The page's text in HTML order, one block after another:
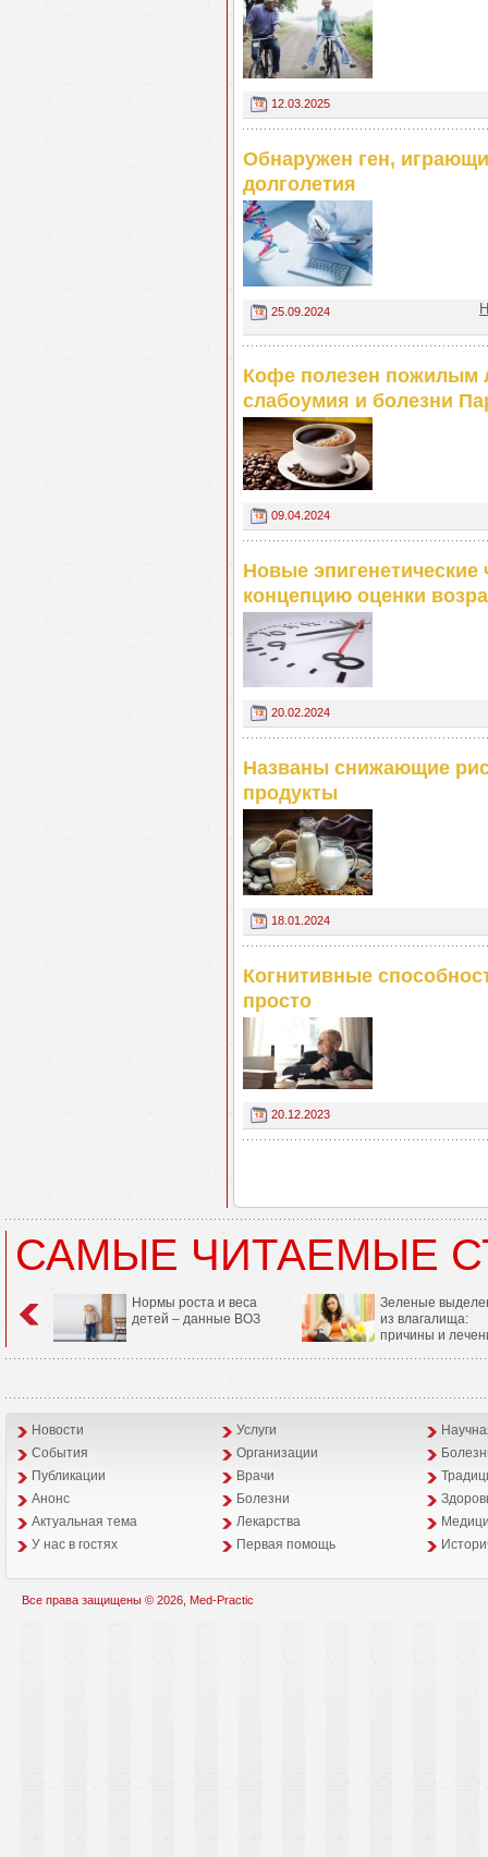
12.03.2025
Обнаружен ген,
долголетия
25.09.2024
Кофе полезен пожилым
слабоумия и болезни
09.04.2024
Новые
концепцию оценки
20.02.2024
Названы снижающие
продукты
18.01.2024
Когнитивные
просто
20.12.2023
САМЫЕ ЧИТАЕМЫЕ
Нормы роста и веса
детей – данные ВОЗ
Зеленые
из влагалища:
причины и
Новости Услуги
События
Организации
Публикации
Врачи
Анонс
Болезни
Aктуальная тема
Лекарства
У нас в гостях
Первая помощь
Все права защищены © 2026, Med-Practic